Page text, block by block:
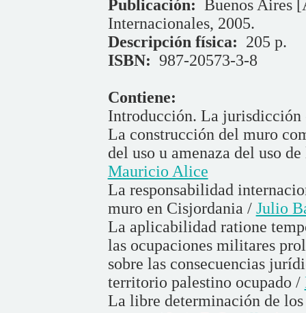
Publicación:
Buenos Aires
Internacionales, 2005.
Descripción física: 205 p.
ISBN: 987-20573-3-8
Contiene:
Introducción. La
La construcción del muro
del uso u amenaza del uso
Mauricio Alice
La responsabilidad
muro en Cisjordania / Julio
La aplicabilidad ratione
las ocupaciones militares
sobre las consecuencias
territorio palestino ocupado /
La libre determinación de